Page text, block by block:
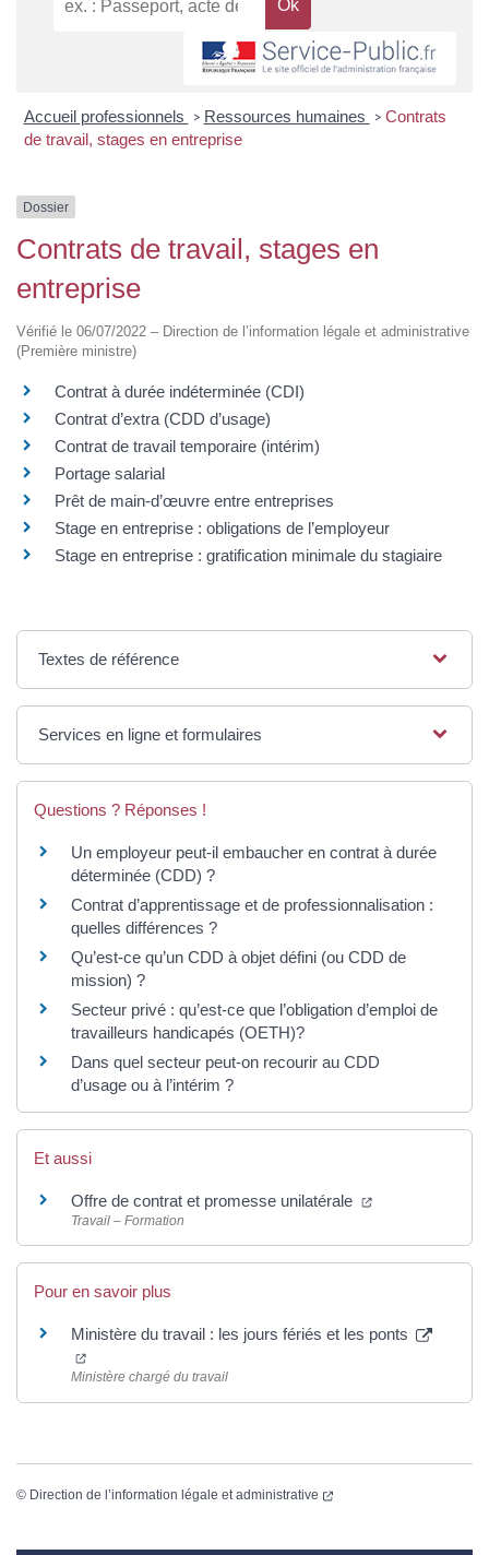
Accueil professionnels > Ressources humaines > Contrats
de travail, stages en entreprise
Dossier
Contrats de travail, stages en
entreprise
Vérifié le 06/07/2022 – Direction de l’information légale et administrative
(Première ministre)
Contrat à durée indéterminée (CDI)
Contrat d’extra (CDD d’usage)
Contrat de travail temporaire (intérim)
Portage salarial
Prêt de main-d’œuvre entre entreprises
Stage en entreprise : obligations de l’employeur
Stage en entreprise : gratification minimale du stagiaire
Textes de référence
Services en ligne et formulaires
Questions ? Réponses !
Un employeur peut-il embaucher en contrat à durée
déterminée (CDD) ?
Contrat d’apprentissage et de professionnalisation :
quelles différences ?
Qu’est-ce qu’un CDD à objet défini (ou CDD de
mission) ?
Secteur privé : qu’est-ce que l’obligation d’emploi de
travailleurs handicapés (OETH)?
Dans quel secteur peut-on recourir au CDD
d’usage ou à l’intérim ?
Et aussi
Offre de contrat et promesse unilatérale
Travail – Formation
Pour en savoir plus
Ministère du travail : les jours fériés et les ponts
Ministère chargé du travail
© Direction de l’information légale et administrative